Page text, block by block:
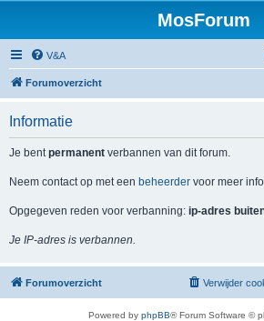
MosForum
V&A
Forumoverzicht
Informatie
Je bentpermanent verbannen van dit forum.
Neem contact op met een beheerder voor meer
Opgegeven reden voor verbanning: ip-adres
Je IP-adres is verbannen.
Forumoverzicht Verwijder
Powered by phpBB® Forum Software ©